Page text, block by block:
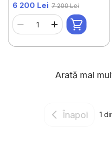
6 200 Lei 7 200 Lei
Arată mai
Înapoi 1